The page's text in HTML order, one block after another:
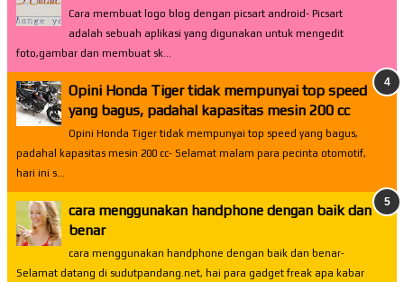
Cara membuat logo blog dengan picsart android- Picsart
adalah sebuah aplikasi yang digunakan untuk mengedit
foto,gambar dan membuat sk...
Opini Honda Tiger tidak mempunyai top speed
yang bagus, padahal kapasitas mesin 200 cc
Opini Honda Tiger tidak mempunyai top speed yang bagus,
padahal kapasitas mesin 200 cc- Selamat malam para pecinta otomotif,
hari ini s...
cara menggunakan handphone dengan baik dan
benar
cara menggunakan handphone dengan baik dan benar-
Selamat datang di sudutpandang.net, hai para gadget freak apa kabar